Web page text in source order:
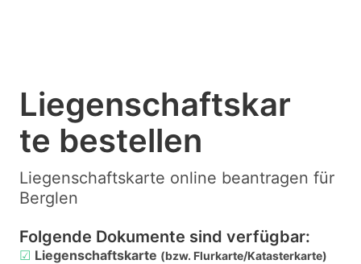
Liegenschaftskar
te bestellen
Liegenschaftskarte online beantragen für
Berglen
Folgende Dokumente sind verfügbar:
☑ Liegenschaftskarte (bzw. Flurkarte/Katasterkarte)